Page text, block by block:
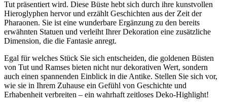
Tut präsentiert wird. Diese Büste hebt sich durch ihre kunstvollen
Hieroglyphen hervor und erzählt Geschichten aus der Zeit der
Pharaonen. Sie ist eine wunderbare Ergänzung zu den bereits
erwähnten Statuen und verleiht Ihrer Dekoration eine zusätzliche
Dimension, die die Fantasie anregt.
Egal für welches Stück Sie sich entscheiden, die goldenen Büsten
von Tut und Ramses bieten nicht nur dekorativen Wert, sondern
auch einen spannenden Einblick in die Antike. Stellen Sie sich vor,
wie sie in Ihrem Zuhause ein Gefühl von Geschichte und
Erhabenheit verbreiten – ein wahrhaft zeitloses Deko-Highlight!